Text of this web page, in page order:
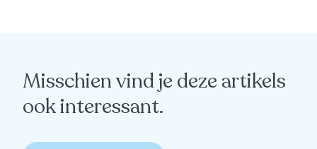
Misschien vind je deze artikels
ook interessant.